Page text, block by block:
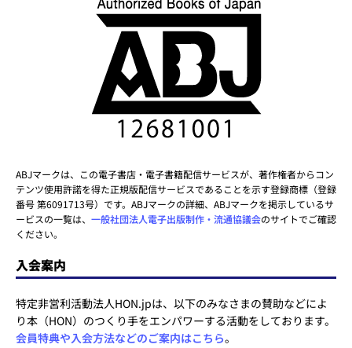
ABJマークは、この電子書店・電子書籍配信サービスが、著作権者からコン
テンツ使用許諾を得た正規版配信サービスであることを示す登録商標（登録
番号 第6091713号）です。ABJマークの詳細、ABJマークを掲示しているサ
ービスの一覧は、 一般社団法人電子出版制作・流通協議会のサイトでご確認
ください。
入会案内
特定非営利活動法人HON.jpは、以下のみなさまの賛助などによ
り本（HON）のつくり手をエンパワーする活動をしております。
会員特典や入会方法などのご案内はこちら。